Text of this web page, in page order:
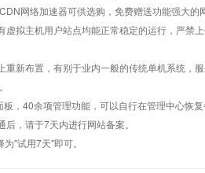
网络加速器可供选购，免费赠送功能强大
虚拟主机用户站点均能正常稳定的运行，严禁
重新布置，有别于业内一般的传统单机系统，
，40余项管理功能，可以自行在管理中心恢
，请于7天内进行网站备案。
"试用7天"即可。